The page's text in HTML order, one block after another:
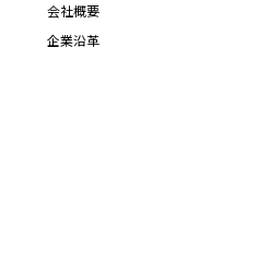
会社概要
企業沿革